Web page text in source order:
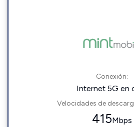
Conexión:
Internet 5G en
Velocidades de
415Mbps